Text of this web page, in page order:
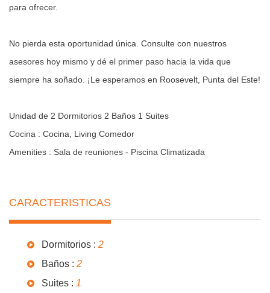
para ofrecer.
No pierda esta oportunidad única. Consulte con nuestros
asesores hoy mismo y dé el primer paso hacia la vida que
siempre ha soñado. ¡Le esperamos en Roosevelt, Punta del Este!
Unidad de 2 Dormitorios 2 Baños 1 Suites
Cocina : Cocina, Living Comedor
Amenities : Sala de reuniones - Piscina Climatizada
CARACTERISTICAS
Dormitorios : 2
Baños : 2
Suites : 1